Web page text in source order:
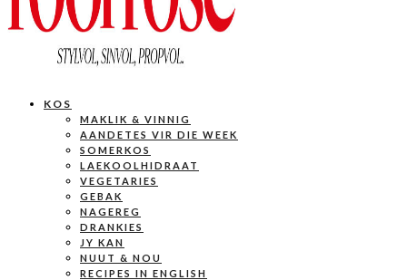
KOS
MAKLIK & VINNIG
AANDETES VIR DIE WEEK
SOMERKOS
LAEKOOLHIDRAAT
VEGETARIES
GEBAK
NAGEREG
DRANKIES
JY KAN
NUUT & NOU
RECIPES IN ENGLISH